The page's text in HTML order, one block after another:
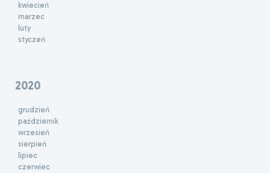
kwiecień
marzec
luty
styczeń
2020
grudzień
październik
wrzesień
sierpień
lipiec
czerwiec